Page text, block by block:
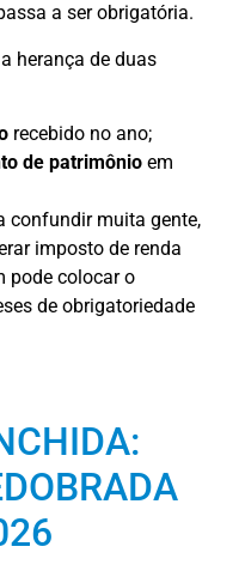
a ser obrigatória.
herança de duas
recebido no ano;
de patrimônio em
confundir muita gente,
imposto de renda
pode colocar o
de obrigatoriedade